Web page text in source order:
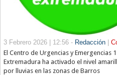
3 Febrero 2026 | 12:56 - Redacción|
El Centro de Urgencias y Emergencias
Extremadura ha activado el nivel
por lluvias en las zonas de Barros